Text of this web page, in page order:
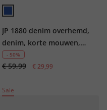
JP 1880 denim overhemd,
denim, korte mouwen,
laserprint, Cubaanse
kraag, Cuba-Fit, tot 8XL
- 50%
€ 59,99 € 29,99
Sale